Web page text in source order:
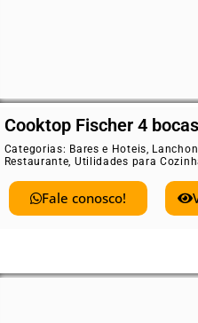
Cooktop Fischer 4 bocas
Categorias: Bares e Hoteis,
Restaurante, Utilidades para
Fale conosco!